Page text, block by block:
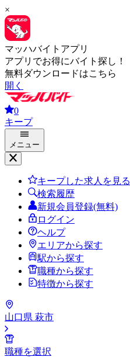
×
マッハバイトアプリ
アプリでお得にバイト探し！
無料ダウンロードはこちら
開く
0
キープ
メニュー
キープした求人を見る
検索履歴
新規会員登録(無料)
ログイン
ヘルプ
エリアから探す
駅から探す
職種から探す
特徴から探す
山口県 萩市
職種を選択